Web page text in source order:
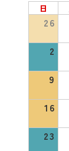
日
26
2
9
16
23